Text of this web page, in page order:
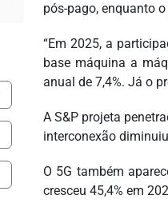
pós-pago, enquanto
“Em 2025, a
base máquina a
anual de 7,4%. Já o
A S&P projeta
interconexão
O 5G também
cresceu 45,4% em